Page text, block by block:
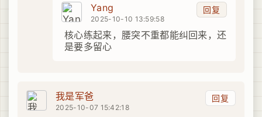
回复
Yang
2025-10-10 13:59:58
核心练起来，腰突不重都能纠回来，还
是要多留心
回复
我是军爸
2025-10-07 15:42:18